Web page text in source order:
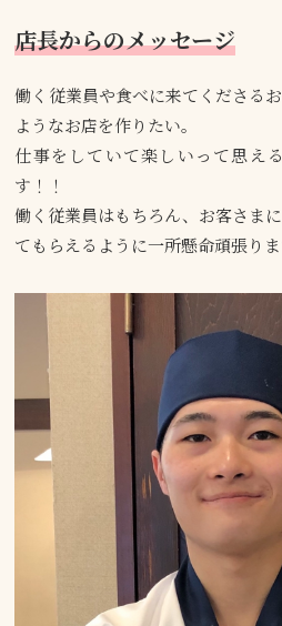
店長からのメッセージ
働く従業員や食べに来てくださる
ようなお店を作りたい。
仕事をしていて楽しいって思え
す！！
働く従業員はもちろん、お客さま
てもらえるように一所懸命頑張りま